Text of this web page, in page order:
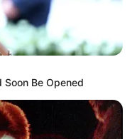
Soon Be Opened